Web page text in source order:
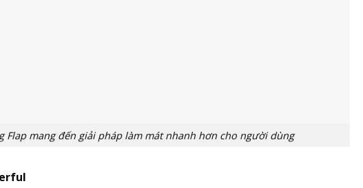
Flap mang đến giải pháp làm mát nhanh hơn cho người dùng